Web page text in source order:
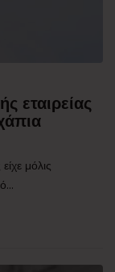
εταιρείας
μόλις